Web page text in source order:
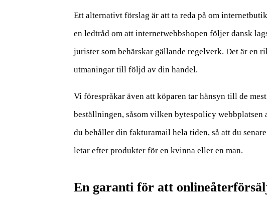
Ett alternativt förslag är att ta reda på om
en ledtråd om att internetwebbshopen följer dansk
jurister som behärskar gällande regelverk. Det är
utmaningar till följd av din handel.
Vi förespråkar även att köparen tar hänsyn till de
beställningen, såsom vilken bytespolicy
du behåller din fakturamail hela tiden, så att du
letar efter produkter för en kvinna eller en man.
En garanti för att